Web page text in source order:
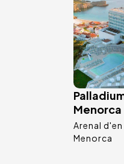
Menorca
Arenal
Menorca